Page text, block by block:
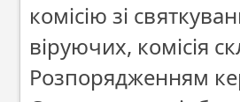
комісію зі
віруючих, комісія
Розпорядженням